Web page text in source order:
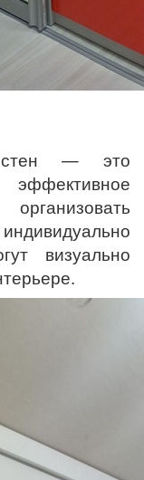
— это
визуально